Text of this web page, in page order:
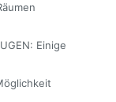
Einige